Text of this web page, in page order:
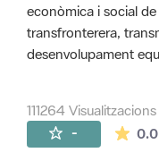
econòmica i social
transfronterera,
desenvolupament
111264 Visualitzacions
- 0.0